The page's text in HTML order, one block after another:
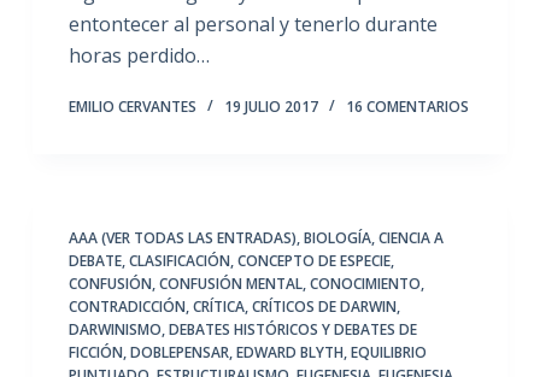
entontecer al personal y tenerlo durante
horas perdido…
EMILIO CERVANTES 19 JULIO 2017 16 COMENTARIOS
AAA (VER TODAS LAS ENTRADAS),BIOLOGÍA,CIENCIA A
DEBATE,CLASIFICACIÓN,CONCEPTO DE ESPECIE,
CONFUSIÓN,CONFUSIÓN MENTAL,CONOCIMIENTO,
CONTRADICCIÓN,CRÍTICA,CRÍTICOS DE DARWIN,
DARWINISMO,DEBATES HISTÓRICOS Y DEBATES DE
FICCIÓN,DOBLEPENSAR,EDWARD BLYTH,EQUILIBRIO